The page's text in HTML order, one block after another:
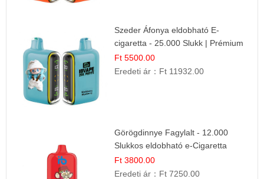
Szeder Áfonya eldobható E-
cigaretta - 25.000 Slukk | Prémium
Gyümölcs Íz
Ft 5500.00
Eredeti ár： Ft 11932.00
Görögdinnye Fagylalt - 12.000
Slukkos eldobható e-Cigaretta
Ft 3800.00
Eredeti ár： Ft 7250.00